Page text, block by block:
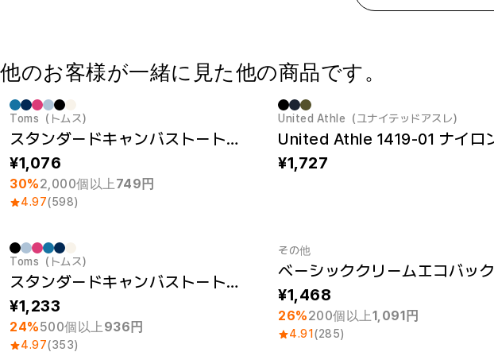
他のお客様が一緒に見た他の商品です。
最小注文数量 1個
Toms（トムス）
スタンダードキャンバストートバック（M）
1,076
30%2,000個以上749円
4.97(598)
United Athle（ユナイテッドアスレ）
1,727
最小注文数量 1個
Toms（トムス）
スタンダードキャンバストートバック（L）
1,233
24%500個以上936円
4.97(353)
最小注文数量 1個
その他
ベーシッククリームエコバック
1,468
26%200個以上1,091円
4.91 (285)